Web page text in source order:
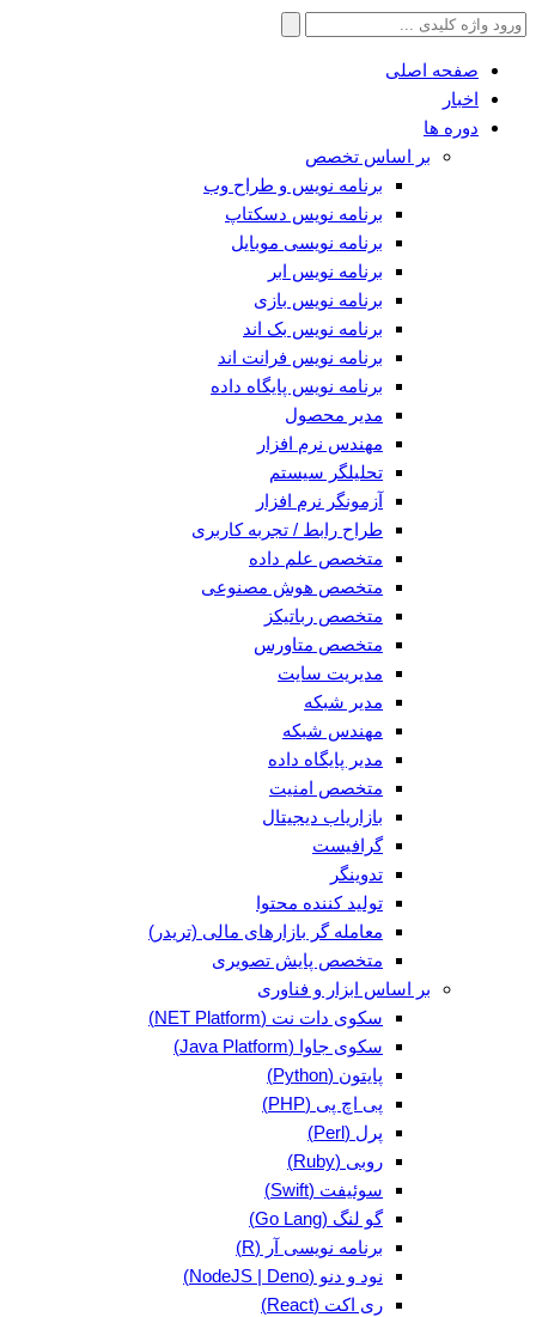
جستجو
صفحه اصلی
اخبار
دوره ها
بر اساس تخصص
برنامه نویس و طراح وب
برنامه نویس دسکتاپ
برنامه نویسی موبایل
برنامه نویس ابر
برنامه نویس بازی
برنامه نویس بک اند
برنامه نویس فرانت اند
برنامه نویس پایگاه داده
مدیر محصول
مهندس نرم افزار
تحلیلگر سیستم
آزمونگر نرم افزار
طراح رابط / تجربه کاربری
متخصص علم داده
متخصص هوش مصنوعی
متخصص رباتیکز
متخصص متاورس
مدیریت سایت
مدیر شبکه
مهندس شبکه
مدیر پایگاه داده
متخصص امنیت
بازاریاب دیجیتال
گرافیست
تدوینگر
تولید کننده محتوا
معامله گر بازارهای مالی (تریدر)
متخصص پایش تصویری
بر اساس ابزار و فناوری
سکوی دات نت (NET Platform)
سکوی جاوا (Java Platform)
پایتون (Python)
پی اچ پی (PHP)
پرل (Perl)
روبی (Ruby)
سوئیفت (Swift)
گو لنگ (Go Lang)
برنامه نویسی آر (R)
نود و دنو (NodeJS | Deno)
ری اکت (React)